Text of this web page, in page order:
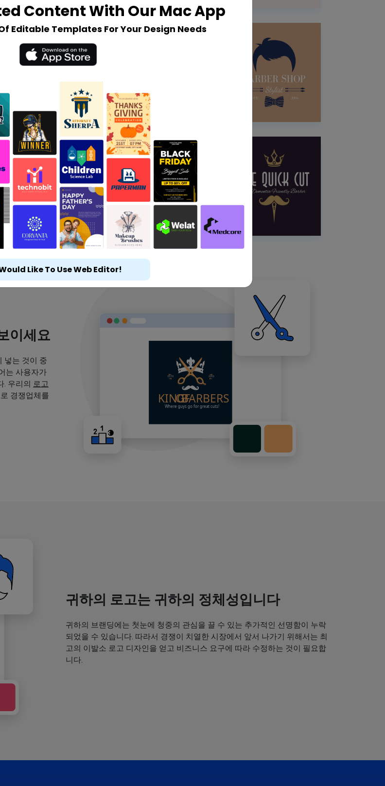
이세요
넣는 것이 중
는 사용자가
. 우리의 로고
경쟁업체를
귀하의 로고는 귀하의 정체성입니다
귀하의 브랜딩에는 첫눈에 청중의 관심을 끌 수 있는 추가적인 선명함이 누락
되었을 수 있습니다. 따라서 경쟁이 치열한 시장에서 앞서 나가기 위해서는 최
고의 이발소 로고 디자인을 얻고 비즈니스 요구에 따라 수정하는 것이 필요합
니다.
Content With Our Mac App
Editable Templates For Your Design Needs
Like To Use Web Editor!